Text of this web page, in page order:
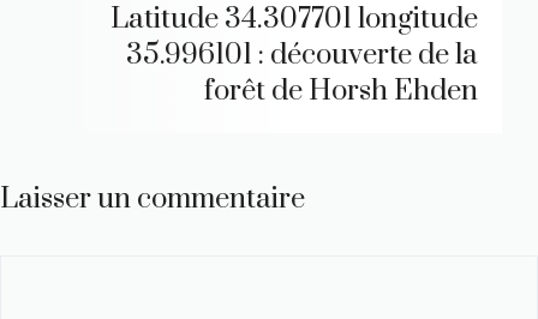
Latitude 34.307701 longitude
35.996101 : découverte de la
forêt de Horsh Ehden
Laisser un commentaire